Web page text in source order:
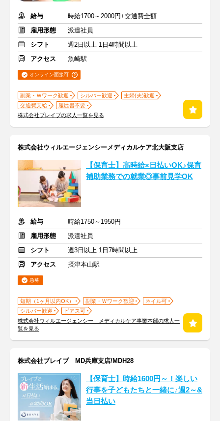
給与
時給1700～2000円+交通費全額
雇用形態
派遣社員
シフト
週2日以上 1日4時間以上
アクセス
魚崎駅
オンライン面接可
副業・Ｗワーク歓迎 シルバー歓迎
主婦(夫)歓迎
交通費支給
履歴書不要
株式会社ブレイブの求人一覧を見る
株式会社ウィルエージェンシーメディカルケア北大阪支店
【保育士】高時給×日払いOK♪保育
補助業務での就業◎事前見学OK
給与
時給1750～1950円
雇用形態
派遣社員
シフト
週3日以上 1日7時間以上
アクセス
摂津本山駅
急募
短期（1ヶ月以内OK） 副業・Ｗワーク歓迎
ネイル可
シルバー歓迎
ピアス可
株式会社ウィルエージェンシー メディカルケア事業本部の求人一
覧を見る
株式会社ブレイブ MD兵庫支店/MDH28
【保育士】時給1600円～！楽しい
行事を子どもたちと一緒に♪週2～&
当日払い